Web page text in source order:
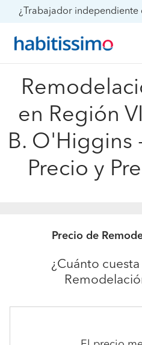
¿Trabajador independiente
en Región
B. O'Higgins
Precio y
Precio de
¿Cuánto